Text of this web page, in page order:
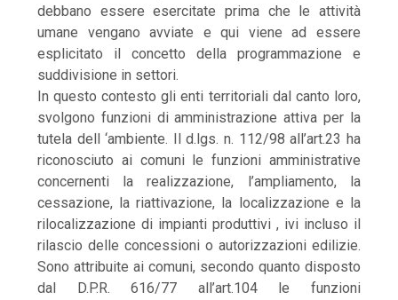
debbano essere esercitate prima che le attività
umane vengano avviate e qui viene ad essere
esplicitato il concetto della programmazione e
suddivisione in settori.
In questo contesto gli enti territoriali dal canto loro,
svolgono funzioni di amministrazione attiva per la
tutela dell ‘ambiente. Il d.lgs. n. 112/98 all’art.23 ha
riconosciuto ai comuni le funzioni amministrative
concernenti la realizzazione, l’ampliamento, la
cessazione, la riattivazione, la localizzazione e la
rilocalizzazione di impianti produttivi , ivi incluso il
rilascio delle concessioni o autorizzazioni edilizie.
Sono attribuite ai comuni, secondo quanto disposto
dal D.P.R. 616/77 all’art.104 le funzioni